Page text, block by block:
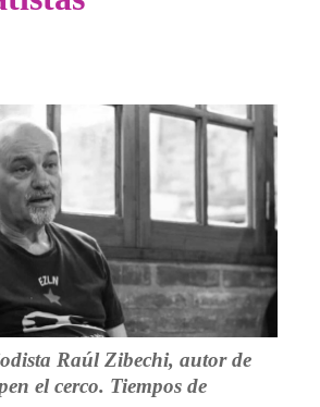
Raúl Zibechi, autor de
el cerco. Tiempos de